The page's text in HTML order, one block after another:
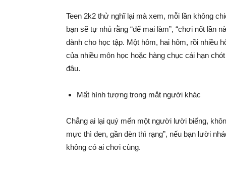
Teen 2k2 thử nghĩ lại mà xem, mỗi lần không
bạn sẽ tự nhủ rằng “để mai làm”, “chơi nốt lần
dành cho học tập. Một hôm, hai hôm, rồi nhiều
của nhiều môn học hoặc hàng chục cái hạn
đâu.
Mất hình tượng trong mắt người khác
Chẳng ai lại quý mến một người lười biếng,
mực thì đen, gần đèn thì rạng”, nếu bạn lười
không có ai chơi cùng.